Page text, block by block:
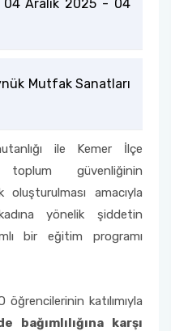
04 Aralık 2025 - 04
Mutfak Sanatları
ile Kemer İlçe
toplum güvenliğinin
oluşturulması amacıyla
yönelik şiddetin
bir eğitim programı
katılımıyla
bağımlılığına karşı